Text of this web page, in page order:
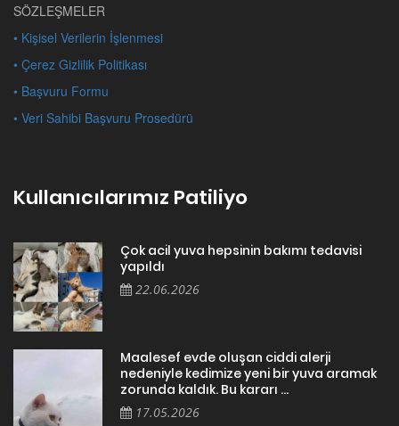
SÖZLEŞMELER
• Kişisel Verilerin İşlenmesi
• Çerez Gizlilik Politikası
• Başvuru Formu
• Veri Sahibi Başvuru Prosedürü
Kullanıcılarımız Patiliyo
Çok acil yuva hepsinin bakımı tedavisi
yapıldı
22.06.2026
Maalesef evde oluşan ciddi alerji
nedeniyle kedimize yeni bir yuva aramak
zorunda kaldık. Bu kararı ...
17.05.2026